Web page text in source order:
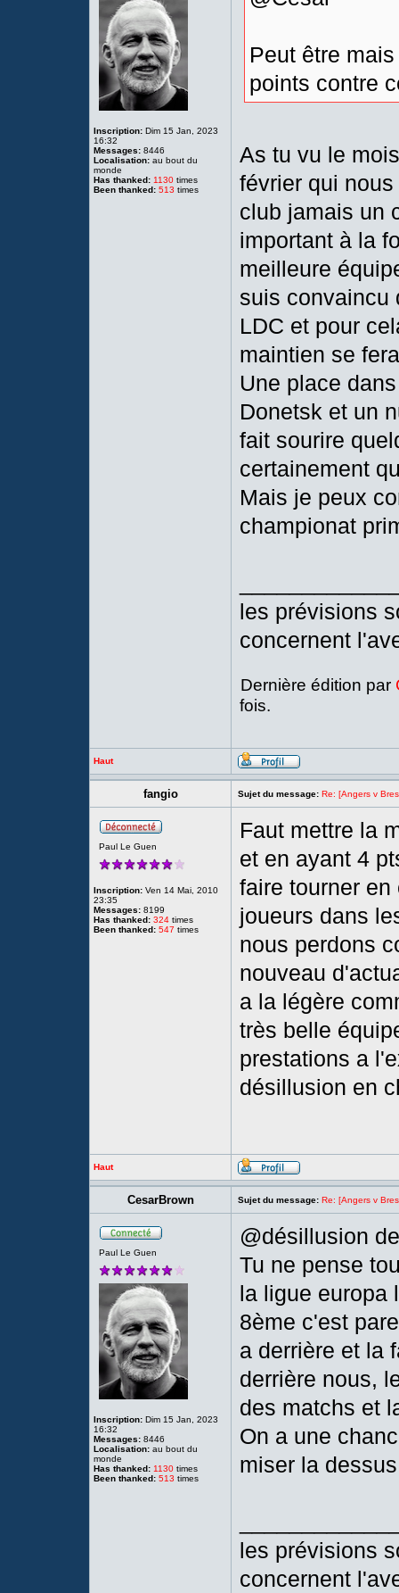
Inscription: Dim 15 Jan, 2023
16:32
Messages: 8446
Localisation: au bout du
monde
Has thanked: 1130 times
Been thanked: 513 times
Peut être
points contre
As tu vu le
février qui
club jamais un
important à la
meilleure
suis convaincu
LDC et pour
maintien se
Une place
Donetsk et un
fait sourire
certainement
Mais je peux
championat
les prévisions
concernent
Dernière édition par
fois.
Haut
fangio Sujet du message: Re: [Angers v
Paul Le Guen
Inscription: Ven 14 Mai, 2010
23:35
Messages: 8199
Has thanked: 324 times
Been thanked: 547 times
Faut mettre la
et en ayant 4
faire tourner
joueurs dans
nous perdons
nouveau
a la légère
très belle
prestations a
désillusion en
Haut
CesarBrown Sujet du message: Re: [Angers v
Paul Le Guen
Inscription: Dim 15 Jan, 2023
16:32
Messages: 8446
Localisation: au bout du
monde
Has thanked: 1130 times
Been thanked: 513 times
@désillusion
Tu ne pense
la ligue europa
8ème c'est
a derrière et la
derrière nous,
des matchs et
On a une
miser la
les prévisions
concernent